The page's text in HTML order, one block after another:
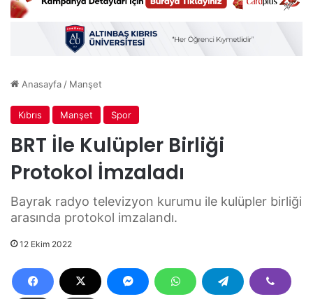
Anasayfa/ Manşet
Kıbrıs Manşet Spor
BRT İle Kulüpler Birliği
Protokol İmzaladı
Bayrak radyo televizyon kurumu ile kulüpler birliği
arasında protokol imzalandı.
12 Ekim 2022